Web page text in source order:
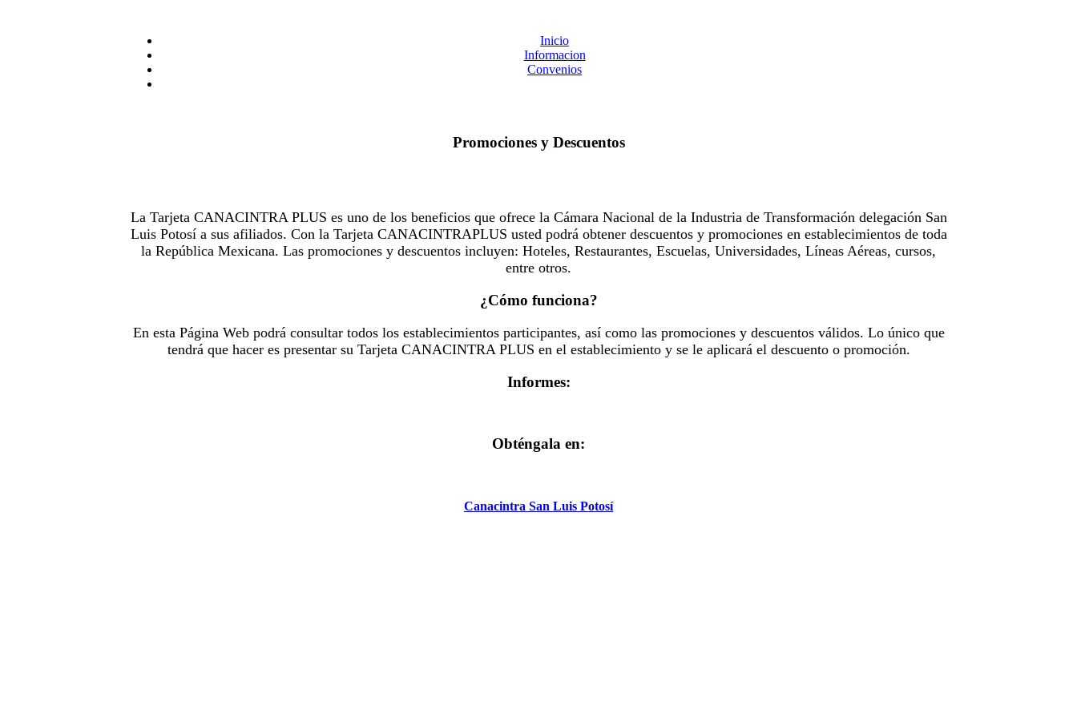
Inicio
Informacion
Convenios
Promociones y Descuentos
La Tarjeta CANACINTRA PLUS es uno de los beneficios que ofrece la Cámara Nacional de la Industria de Transformación delegación San
Luis Potosí a sus afiliados. Con la Tarjeta CANACINTRAPLUS usted podrá obtener descuentos y promociones en establecimientos de toda
la República Mexicana. Las promociones y descuentos incluyen: Hoteles, Restaurantes, Escuelas, Universidades, Líneas Aéreas, cursos,
entre otros.
¿Cómo funciona?
En esta Página Web podrá consultar todos los establecimientos participantes, así como las promociones y descuentos válidos. Lo único que
tendrá que hacer es presentar su Tarjeta CANACINTRA PLUS en el establecimiento y se le aplicará el descuento o promoción.
Informes:
Obténgala en:
Canacintra San Luis Potosí